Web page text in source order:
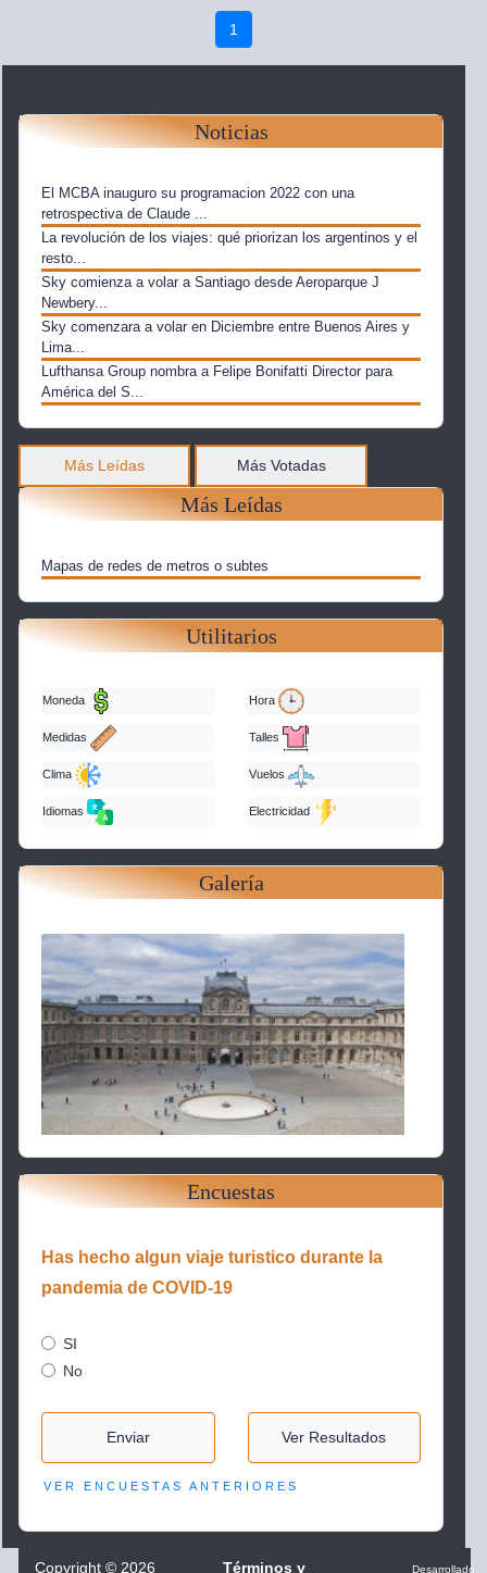
1
Noticias
El MCBA inauguro su programacion 2022 con una
retrospectiva de Claude ...
La revolución de los viajes: qué priorizan los argentinos y el
resto...
Sky comienza a volar a Santiago desde Aeroparque J
Newbery...
Sky comenzara a volar en Diciembre entre Buenos Aires y
Lima...
Lufthansa Group nombra a Felipe Bonifatti Director para
América del S...
Más Leídas Más Votadas
Más Leídas
Mapas de redes de metros o subtes
Utilitarios
Moneda
Medidas
Clima
Idiomas
Hora
Talles
Vuelos
Electricidad
Galería
Encuestas
Has hecho algun viaje turistico durante la
pandemia de COVID-19
SI
No
Enviar Ver Resultados
VER ENCUESTAS ANTERIORES
Copyright © 2026 Términos y Desarrollado